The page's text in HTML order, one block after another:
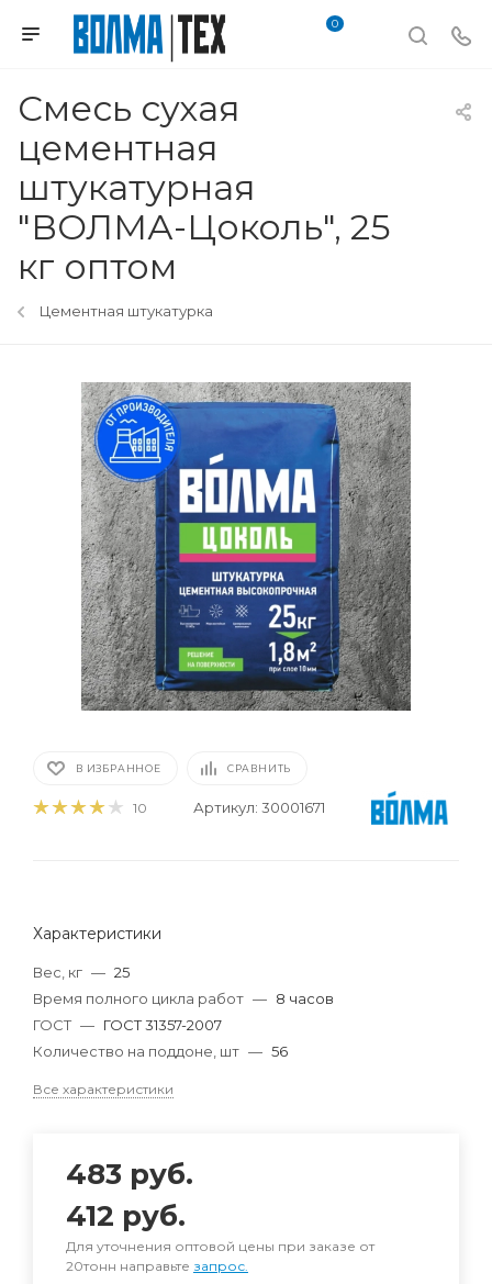
0
Смесь сухая
цементная
штукатурная
"ВОЛМА-Цоколь", 25
кг оптом
Цементная штукатурка
В ИЗБРАННОЕ СРАВНИТЬ
10 Артикул: 30001671
Характеристики
Вес, кг — 25
Время полного цикла работ — 8 часов
ГОСТ — ГОСТ 31357-2007
Количество на поддоне, шт — 56
Все характеристики
483 руб.
412 руб.
Для уточнения оптовой цены при заказе от
20тонн направьте запрос.